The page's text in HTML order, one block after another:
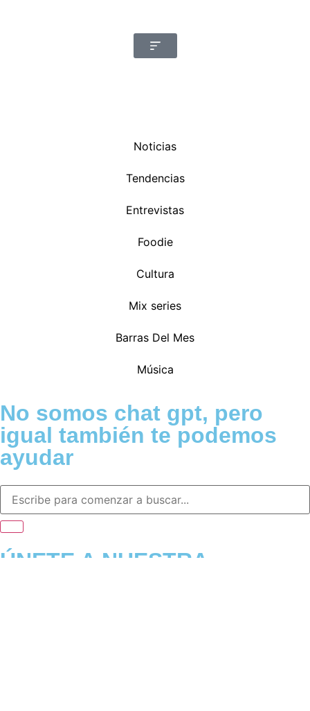
Noticias
Tendencias
Entrevistas
Foodie
Cultura
Mix series
Barras Del Mes
Música
No somos chat gpt, pero
igual también te podemos
ayudar
ÚNETE A NUESTRA